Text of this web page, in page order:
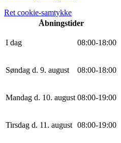
Ret cookie-samtykke
Åbningstider
I dag 08:00-18:00
Søndag d. 9. august 08:00-18:00
Mandag d. 10. august 08:00-19:00
Tirsdag d. 11. august 08:00-19:00